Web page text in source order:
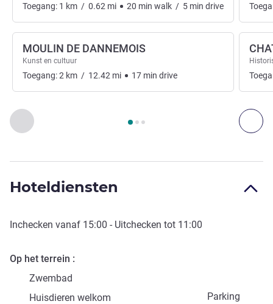
Vorige - Kunst, cultuur en entertainment
Pagina , Kunst, cultuur en entertainment 1 :, Kunst,
Toegang: 1 km / 0.62 mi 20 min walk / 5 min drive
MOULIN DE DANNEMOIS
Kunst en cultuur
Toegang:2 km / 12.42 mi 17 min drive
Hoteldiensten
Inchecken vanaf 15:00 - Uitchecken tot 11:00
Op het terrein
Zwembad
Parking
Huisdieren welkom